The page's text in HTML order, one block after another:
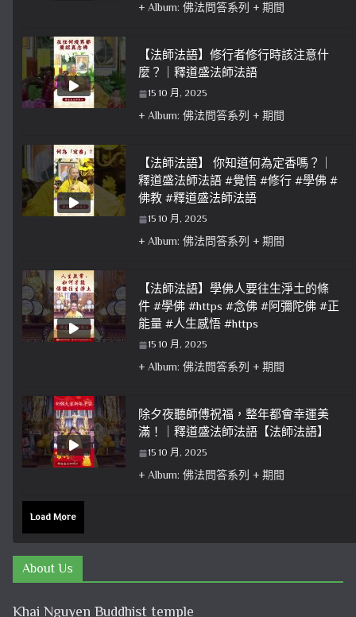
+ Album: 佛法問答系列 + 期間
【法師法語】修行者修行時該注意什
麼？｜釋道盛法師法語
15 10 月, 2025
+ Album: 佛法問答系列 + 期間
【法師法語】 你知道何為定香嗎？｜
釋道盛法師法語 #覺悟 #修行 #學佛 #
佛教 #釋道盛法師法語
15 10 月, 2025
+ Album: 佛法問答系列 + 期間
【法師法語】學佛人要往生淨土的條
件 #學佛 #https #念佛 #阿彌陀佛 #正
能量 #人生感悟 #https
15 10 月, 2025
+ Album: 佛法問答系列 + 期間
除夕夜聽師傅祝福，整年都會幸運美
滿！｜釋道盛法師法語【法師法語】
15 10 月, 2025
+ Album: 佛法問答系列 + 期間
Load More
About Us
Khai Nguyen Buddhist temple